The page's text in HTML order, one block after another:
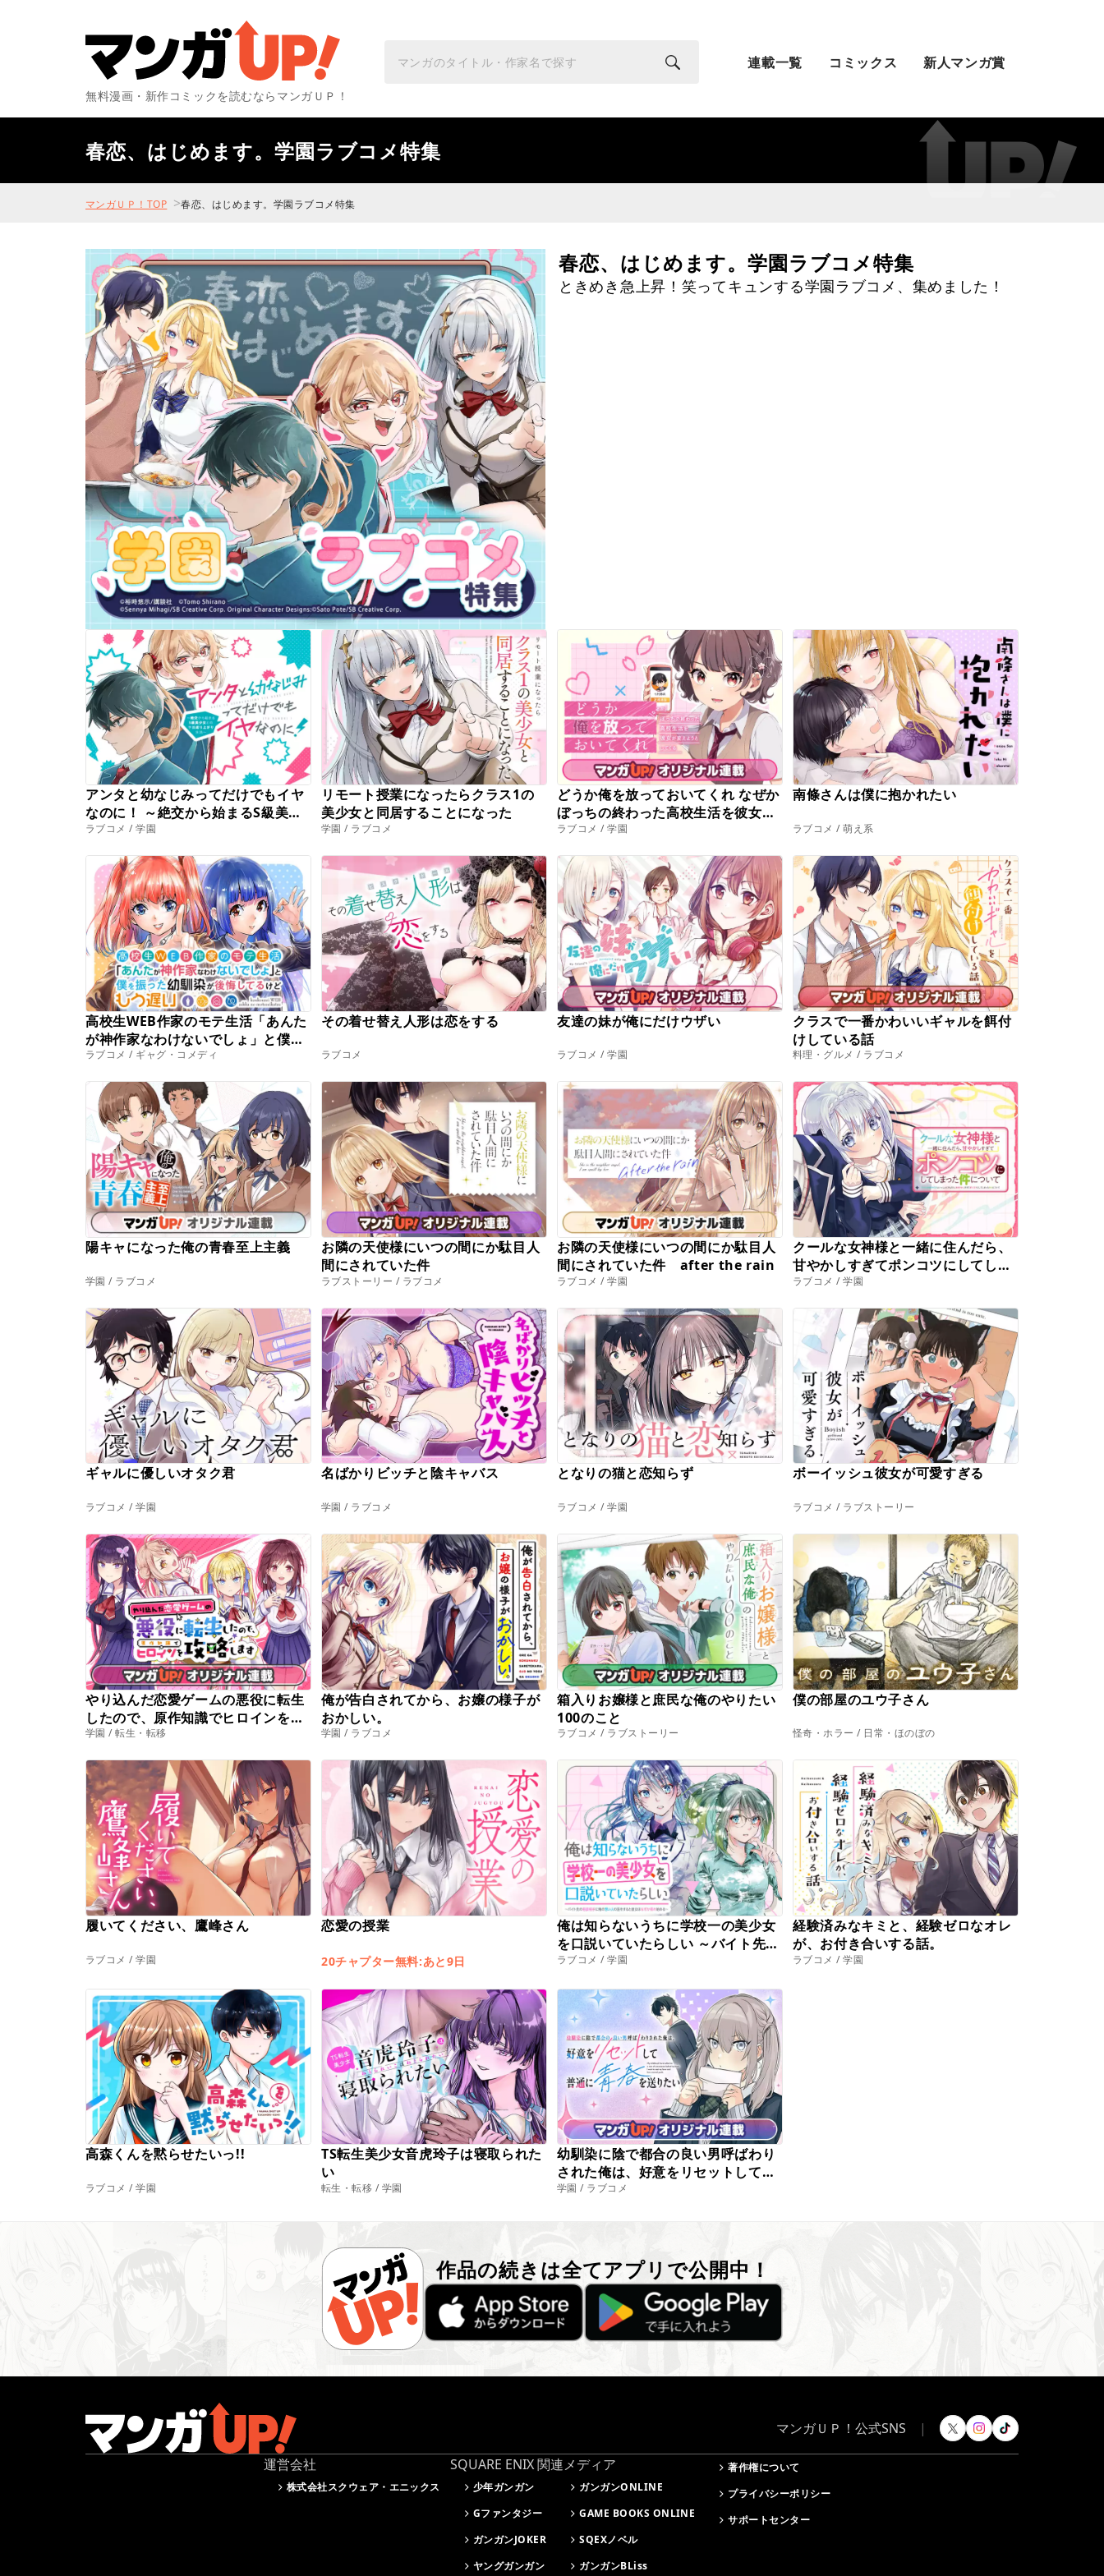
無料漫画・新作コミックを読むならマンガＵＰ！
連載一覧 コミックス 新人マンガ賞
春恋、はじめます。学園ラブコメ特集
マンガＵＰ！TOP >春恋、はじめます。学園ラブコメ特集
春恋、はじめます。学園ラブコメ特集
ときめき急上昇！笑ってキュンする学園ラブコメ、集めました！
アンタと幼なじみってだけでもイヤ
なのに！ ～絶交から始まるS級美少
女との学園成り上がり生活～
ラブコメ / 学園
リモート授業になったらクラス1の
美少女と同居することになった
学園 / ラブコメ
どうか俺を放っておいてくれ なぜか
ぼっちの終わった高校生活を彼女が
変えようとしてくる
ラブコメ / 学園
南條さんは僕に抱かれたい
ラブコメ / 萌え系
高校生WEB作家のモテ生活「あんた
が神作家なわけないでしょ」と僕を
振った幼馴染が後悔してるけどもう
ラブコメ / ギャグ・コメディ
その着せ替え人形は恋をする
ラブコメ
友達の妹が俺にだけウザい
ラブコメ / 学園
クラスで一番かわいいギャルを餌付
けしている話
料理・グルメ / ラブコメ
陽キャになった俺の青春至上主義
学園 / ラブコメ
お隣の天使様にいつの間にか駄目人
間にされていた件
ラブストーリー / ラブコメ
お隣の天使様にいつの間にか駄目人
間にされていた件 after the rain
ラブコメ / 学園
クールな女神様と一緒に住んだら、
甘やかしすぎてポンコツにしてしま
った件について
ラブコメ / 学園
ギャルに優しいオタク君
ラブコメ / 学園
名ばかりビッチと陰キャバス
学園 / ラブコメ
となりの猫と恋知らず
ラブコメ / 学園
ボーイッシュ彼女が可愛すぎる
ラブコメ / ラブストーリー
やり込んだ恋愛ゲームの悪役に転生
したので、原作知識でヒロインを攻
略します
学園 / 転生・転移
俺が告白されてから、お嬢の様子が
おかしい。
学園 / ラブコメ
箱入りお嬢様と庶民な俺のやりたい
100のこと
ラブコメ / ラブストーリー
僕の部屋のユウ子さん
怪奇・ホラー / 日常・ほのぼの
履いてください、鷹峰さん
ラブコメ / 学園
恋愛の授業
20チャプター無料:あと9日
俺は知らないうちに学校一の美少女
を口説いていたらしい ～バイト先の
相談相手に俺の想い人の話をすると
ラブコメ / 学園
経験済みなキミと、経験ゼロなオレ
が、お付き合いする話。
ラブコメ / 学園
高森くんを黙らせたいっ!!
ラブコメ / 学園
TS転生美少女音虎玲子は寝取られた
い
転生・転移 / 学園
幼馴染に陰で都合の良い男呼ばわり
された俺は、好意をリセットして普
通に青春を送りたい
学園 / ラブコメ
作品の続きは全てアプリで公開中！
マンガＵＰ！公式SNS
|
運営会社
株式会社スクウェア・エニックス
SQUARE ENIX 関連メディア
少年ガンガン
Gファンタジー
ガンガンJOKER
ヤングガンガン
ガンガンONLINE
GAME BOOKS ONLINE
SQEXノベル
ガンガンBLiss
著作権について
プライバシーポリシー
サポートセンター